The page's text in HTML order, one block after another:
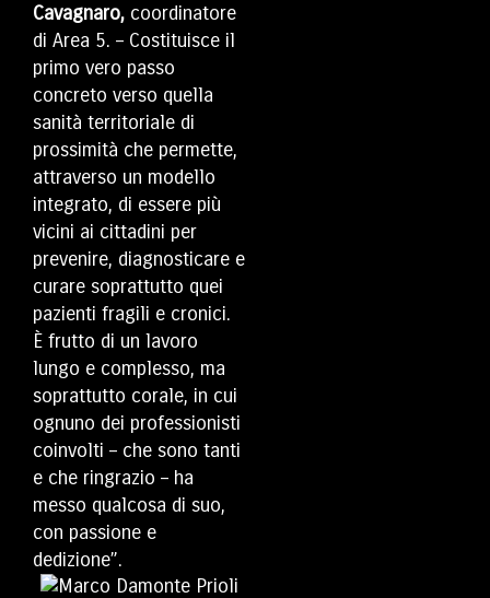
Cavagnaro, coordinatore
di Area 5. – Costituisce il
primo vero passo
concreto verso quella
sanità territoriale di
prossimità che permette,
attraverso un modello
integrato, di essere più
vicini ai cittadini per
prevenire, diagnosticare e
curare soprattutto quei
pazienti fragili e cronici.
È frutto di un lavoro
lungo e complesso, ma
soprattutto corale, in cui
ognuno dei professionisti
coinvolti – che sono tanti
e che ringrazio – ha
messo qualcosa di suo,
con passione e
dedizione”.